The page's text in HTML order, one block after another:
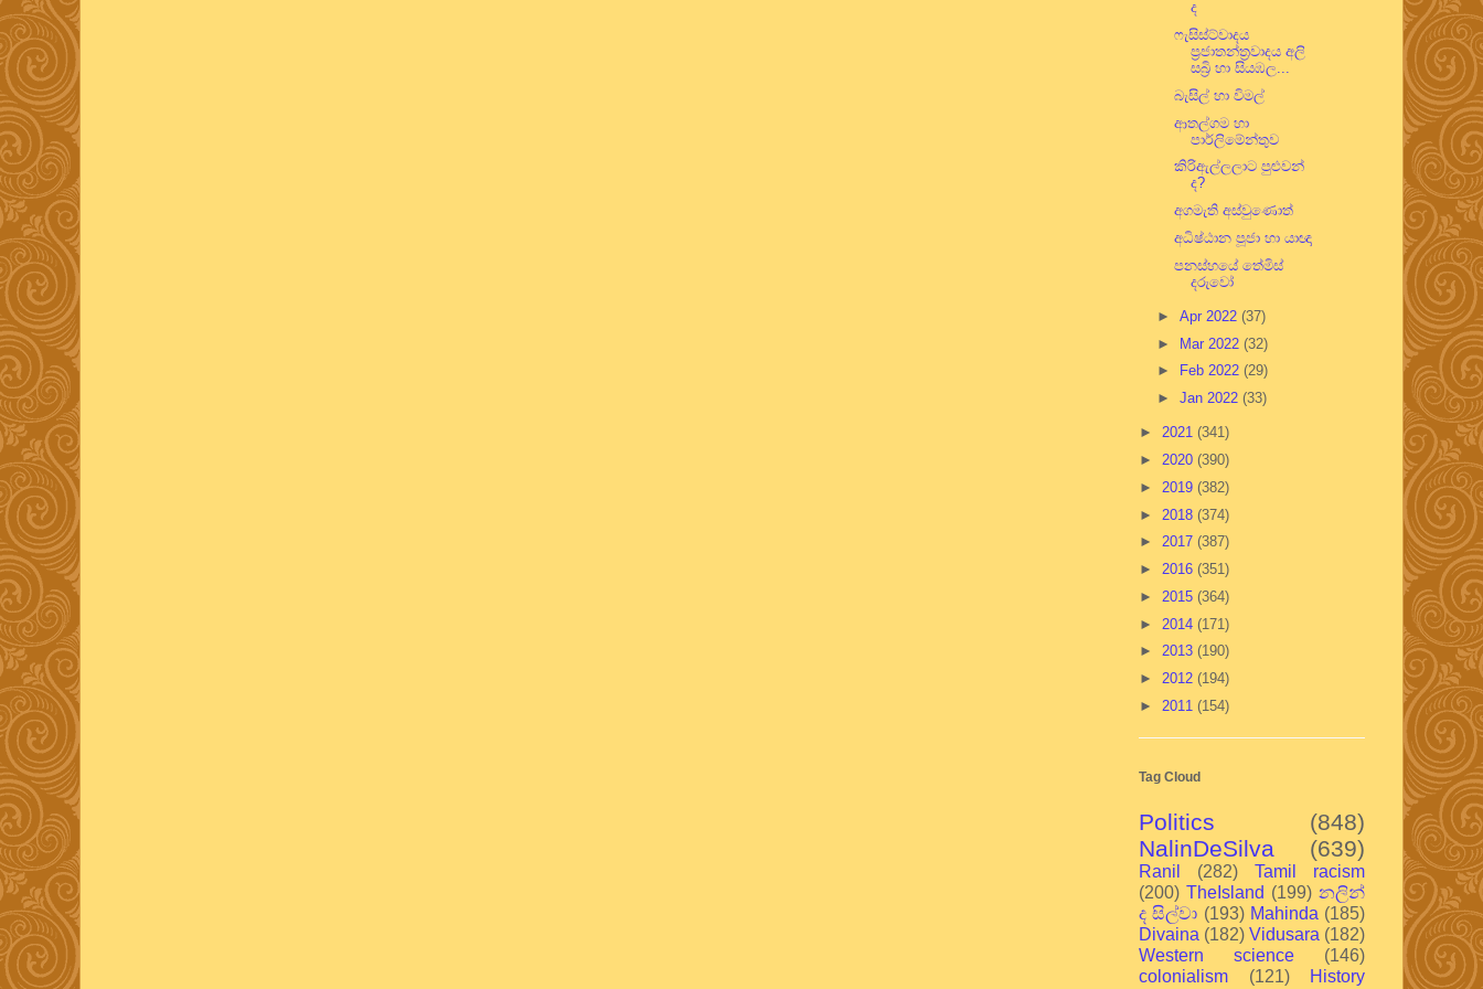
ද
ෆැසිස්ට්වාදය
ප්‍රජාතන්ත්‍රවාදය අලි
සබ්‍රි හා සියඹල...
බැසිල් හා විමල්
ආතල්ගම හා
පාර්ලිමේන්තුව
කිරිඇල්ලලාට පුළුවන්
ද?
අගමැති අස්වුණොත්
අධිෂ්ඨාන පූජා හා යාඥා
පනස්හයේ තේමිස්
දරුවෝ
► Apr 2022 (37)
► Mar 2022 (32)
►
Feb 2022 (29)
► Jan 2022 (33)
► 2021 (341)
► 2020 (390)
► 2019 (382)
► 2018 (374)
► 2017 (387)
► 2016 (351)
► 2015 (364)
► 2014 (171)
► 2013 (190)
► 2012 (194)
► 2011 (154)
Tag Cloud
Politics
(848)
NalinDeSilva
(639)
Ranil (282)
Tamil racism
(200) TheIsland (199) නලින්
ද සිල්වා (193) Mahinda (185)
Divaina (182) Vidusara (182)
Western science
(146)
colonialism
(121)
History